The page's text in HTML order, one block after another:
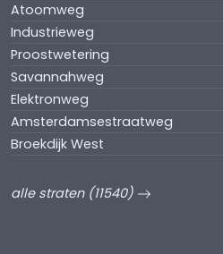
Atoomweg
Industrieweg
Proostwetering
Savannahweg
Elektronweg
Amsterdamsestraatweg
Broekdijk West
alle straten (11540)